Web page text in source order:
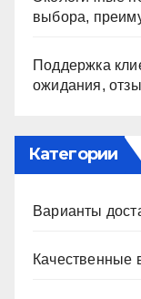
выбора,
Поддержка
ожидания,
Категории
Варианты
Качественные